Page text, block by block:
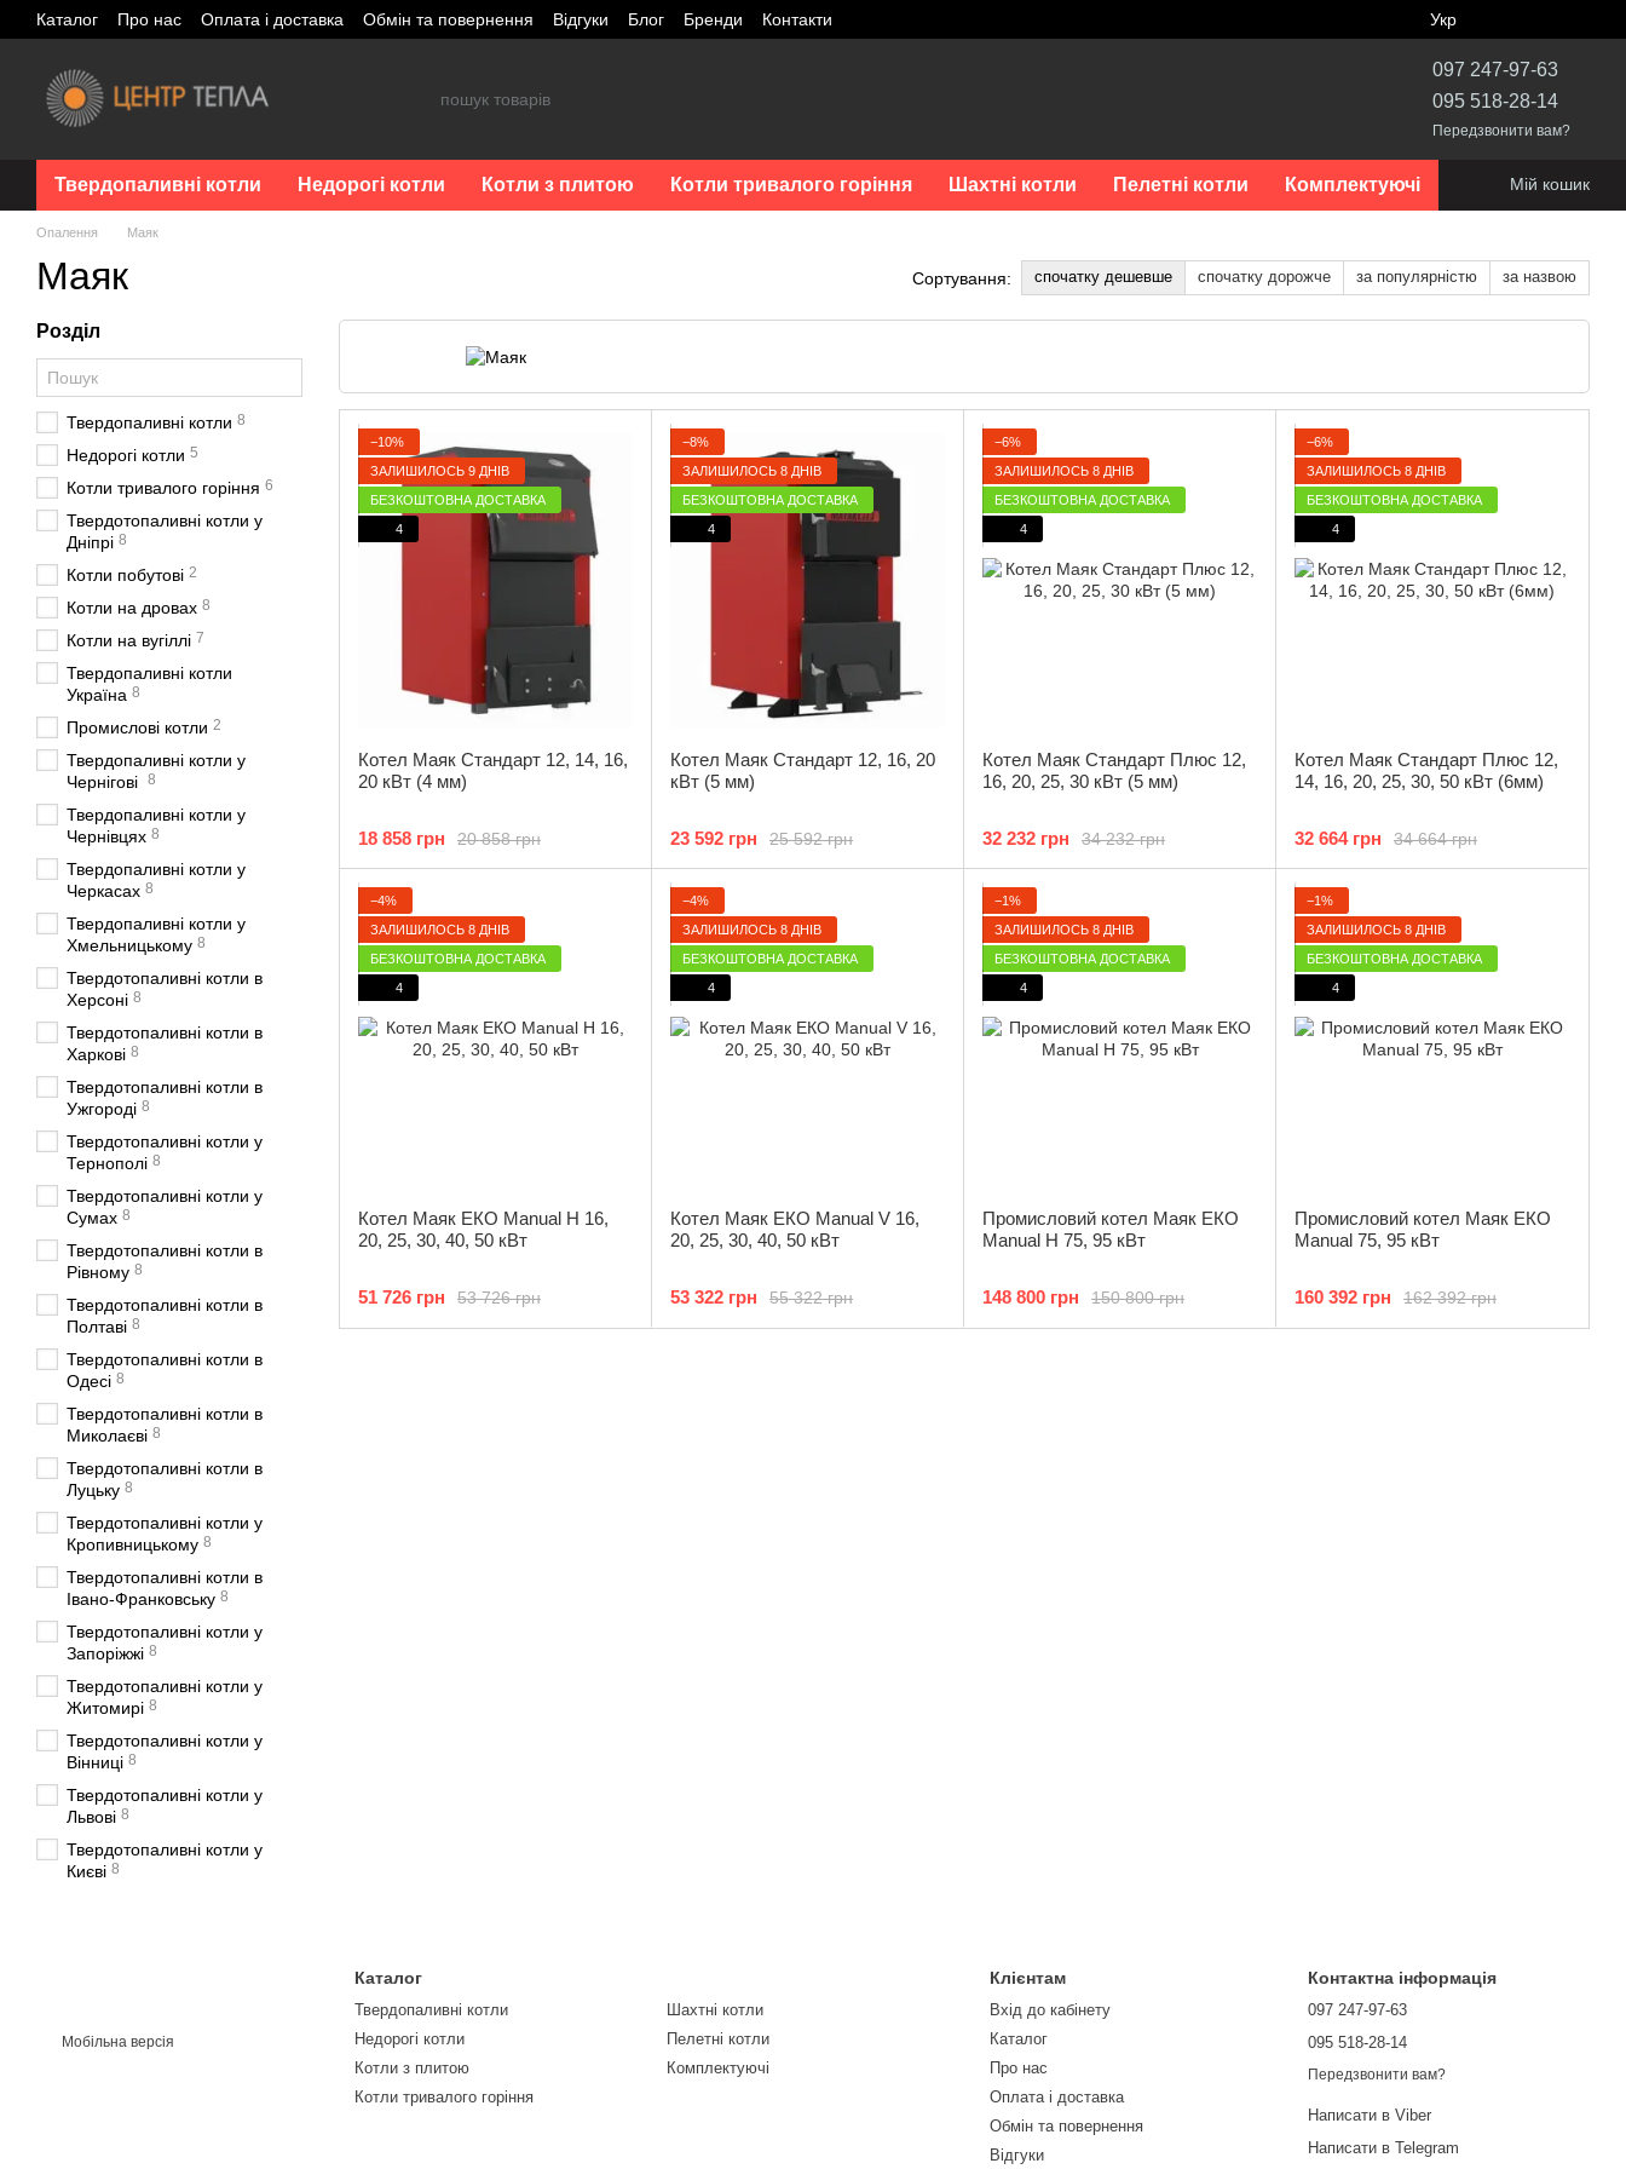
Перейти до основного контенту
Каталог Про нас Оплата і доставка Обмін та повернення Відгуки Блог Бренди Контакти Укр
097 247-97-63
095 518-28-14
Передзвонити вам?
Твердопаливні котли Недорогі котли Котли з плитою Котли тривалого горіння Шахтні котли Пелетні котли Комплектуючі Мій кошик
Опалення Маяк
Маяк Сортування: спочатку дешевше спочатку дорожче за популярністю за назвою
−10%
ЗАЛИШИЛОСЬ 9 ДНІВ
БЕЗКОШТОВНА ДОСТАВКА
4
Котел Маяк Стандарт 12, 14, 16,
20 кВт (4 мм)
20 858 грн
18 858 грн
−8%
ЗАЛИШИЛОСЬ 8 ДНІВ
БЕЗКОШТОВНА ДОСТАВКА
4
Котел Маяк Стандарт 12, 16, 20
кВт (5 мм)
25 592 грн
23 592 грн
−6%
ЗАЛИШИЛОСЬ 8 ДНІВ
БЕЗКОШТОВНА ДОСТАВКА
4
Котел Маяк Стандарт Плюс 12,
16, 20, 25, 30 кВт (5 мм)
34 232 грн
32 232 грн
−6%
ЗАЛИШИЛОСЬ 8 ДНІВ
БЕЗКОШТОВНА ДОСТАВКА
4
Котел Маяк Стандарт Плюс 12,
14, 16, 20, 25, 30, 50 кВт (6мм)
34 664 грн
32 664 грн
−4%
ЗАЛИШИЛОСЬ 8 ДНІВ
БЕЗКОШТОВНА ДОСТАВКА
4
Котел Маяк ЕКО Manual H 16,
20, 25, 30, 40, 50 кВт
53 726 грн
51 726 грн
−4%
ЗАЛИШИЛОСЬ 8 ДНІВ
БЕЗКОШТОВНА ДОСТАВКА
4
Котел Маяк ЕКО Manual V 16,
20, 25, 30, 40, 50 кВт
55 322 грн
53 322 грн
−1%
ЗАЛИШИЛОСЬ 8 ДНІВ
БЕЗКОШТОВНА ДОСТАВКА
4
Промисловий котел Маяк ЕКО
Manual H 75, 95 кВт
150 800 грн
148 800 грн
−1%
ЗАЛИШИЛОСЬ 8 ДНІВ
БЕЗКОШТОВНА ДОСТАВКА
4
Промисловий котел Маяк ЕКО
Manual 75, 95 кВт
162 392 грн
160 392 грн
Розділ
Твердопаливні котли 8
Недорогі котли 5
Котли тривалого горіння 6
Твердотопаливні котли у
Дніпрі 8
Котли побутові 2
Котли на дровах 8
Котли на вугіллі 7
Твердопаливні котли
Україна 8
Промислові котли 2
Твердопаливні котли у
Чернігові 8
Твердопаливні котли у
Чернівцях 8
Твердопаливні котли у
Черкасах 8
Твердопаливні котли у
Хмельницькому 8
Твердотопаливні котли в
Херсоні 8
Твердотопаливні котли в
Харкові 8
Твердотопаливні котли в
Ужгороді 8
Твердотопаливні котли у
Тернополі 8
Твердотопаливні котли у
Сумах 8
Твердотопаливні котли в
Рівному 8
Твердотопаливні котли в
Полтаві 8
Твердотопаливні котли в
Одесі 8
Твердотопаливні котли в
Миколаєві 8
Твердотопаливні котли в
Луцьку 8
Твердотопаливні котли у
Кропивницькому 8
Твердотопаливні котли в
Івано-Франковську 8
Твердотопаливні котли у
Запоріжжі 8
Твердотопаливні котли у
Житомирі 8
Твердотопаливні котли у
Вінниці 8
Твердотопаливні котли у
Львові 8
Твердотопаливні котли у
Києві 8
Мобільна версія
Каталог
Твердопаливні котли
Недорогі котли
Котли з плитою
Котли тривалого горіння
Шахтні котли
Пелетні котли
Комплектуючі
Клієнтам
Вхід до кабінету
Каталог
Про нас
Оплата і доставка
Обмін та повернення
Відгуки
Контактна інформація
097 247-97-63
095 518-28-14
Передзвонити вам?
Написати в Viber
Написати в Telegram